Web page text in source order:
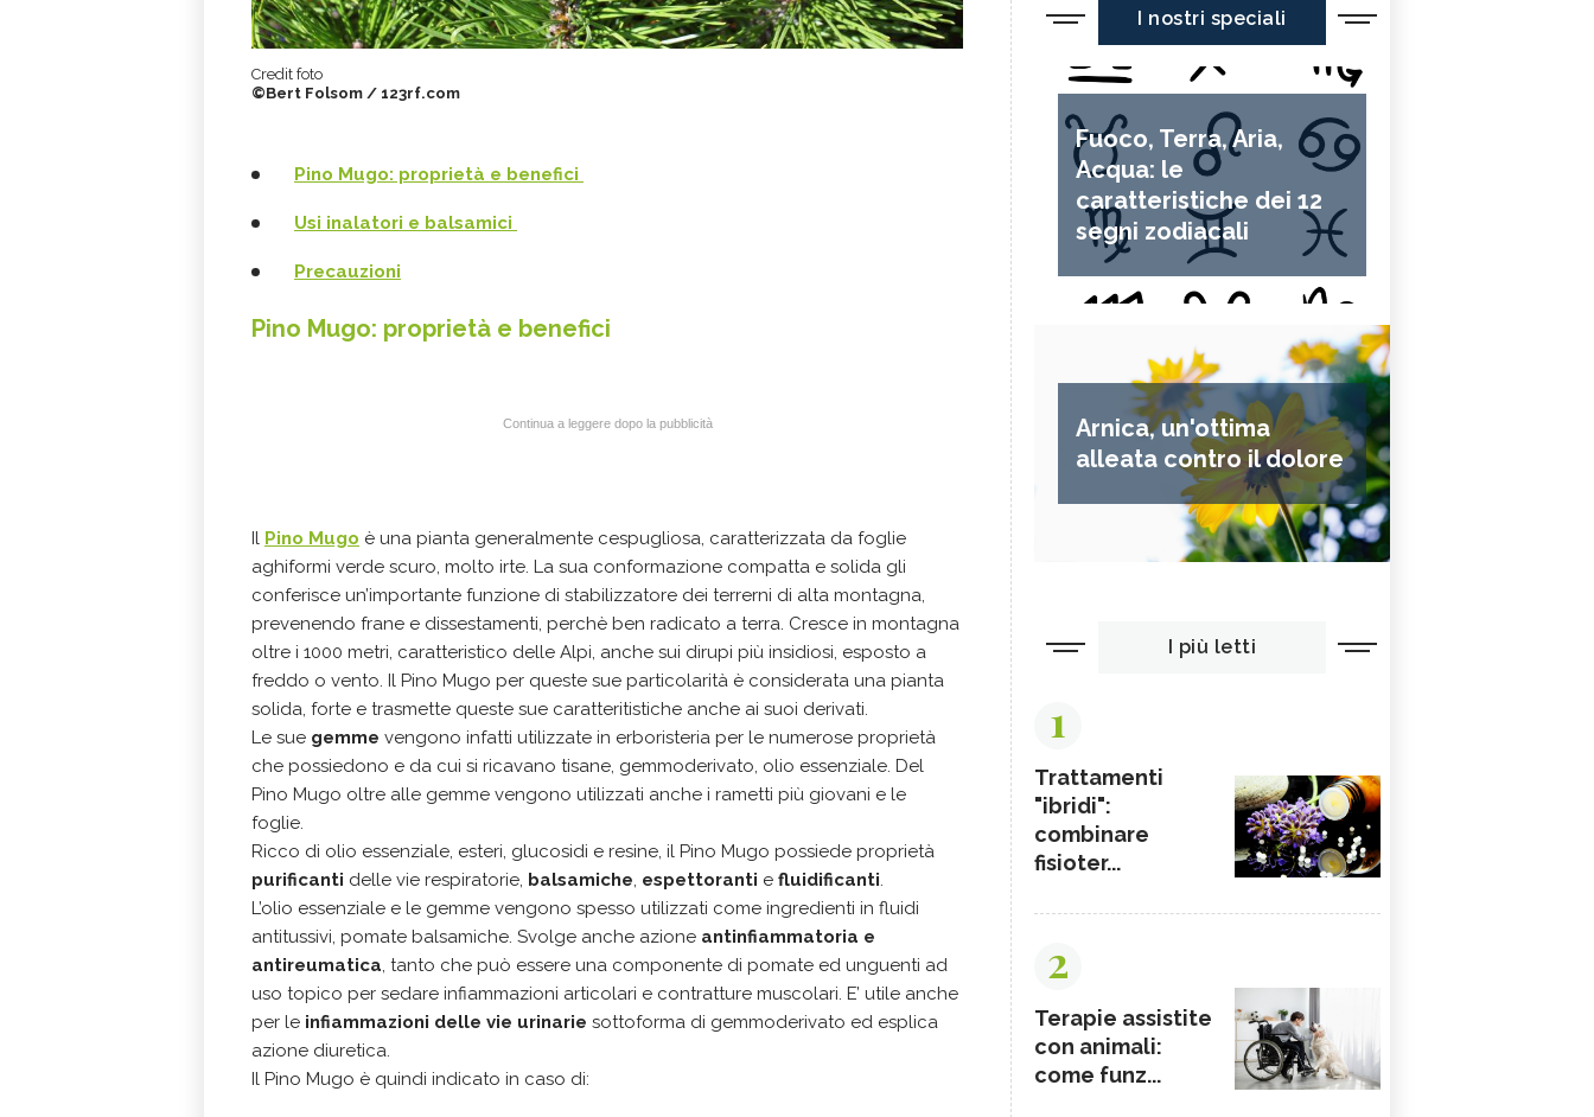
Credit foto
©Bert Folsom / 123rf.com
Pino Mugo: proprietà e benefici
Usi inalatori e balsamici
Precauzioni
Pino Mugo: proprietà e benefici
Continua a leggere dopo la pubblicità
Il Pino Mugo è una pianta generalmente cespugliosa, caratterizzata da foglie
aghiformi verde scuro, molto irte. La sua conformazione compatta e solida gli
conferisce un’importante funzione di stabilizzatore dei terrerni di alta montagna,
prevenendo frane e dissestamenti, perchè ben radicato a terra. Cresce in montagna
oltre i 1000 metri, caratteristico delle Alpi, anche sui dirupi più insidiosi, esposto a
freddo o vento. Il Pino Mugo per queste sue particolarità è considerata una pianta
solida, forte e trasmette queste sue caratteritistiche anche ai suoi derivati.
Le sue gemme vengono infatti utilizzate in erboristeria per le numerose proprietà
che possiedono e da cui si ricavano tisane, gemmoderivato, olio essenziale. Del
Pino Mugo oltre alle gemme vengono utilizzati anche i rametti più giovani e le
foglie.
Ricco di olio essenziale, esteri, glucosidi e resine, il Pino Mugo possiede proprietà
purificanti delle vie respiratorie, balsamiche, espettoranti e fluidificanti.
L’olio essenziale e le gemme vengono spesso utilizzati come ingredienti in fluidi
antitussivi, pomate balsamiche. Svolge anche azione antinfiammatoria e
antireumatica, tanto che può essere una componente di pomate ed unguenti ad
uso topico per sedare infiammazioni articolari e contratture muscolari. E’ utile anche
per le infiammazioni delle vie urinarie sottoforma di gemmoderivato ed esplica
azione diuretica.
Il Pino Mugo è quindi indicato in caso di:
I nostri speciali
Fuoco, Terra, Aria,
Acqua: le
caratteristiche dei 12
segni zodiacali
Arnica, un'ottima
alleata contro il dolore
I più letti
1
Trattamenti
"ibridi":
combinare
fisioter...
2
Terapie assistite
con animali:
come funz...